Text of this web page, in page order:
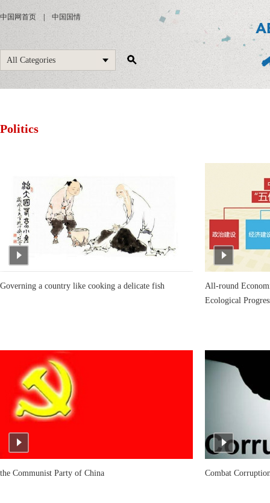
中国网首页 中国国情
All Categories
Politics
Governing a country like cooking a delicate fish
All-round
Ecological
the Communist Party of China Combat